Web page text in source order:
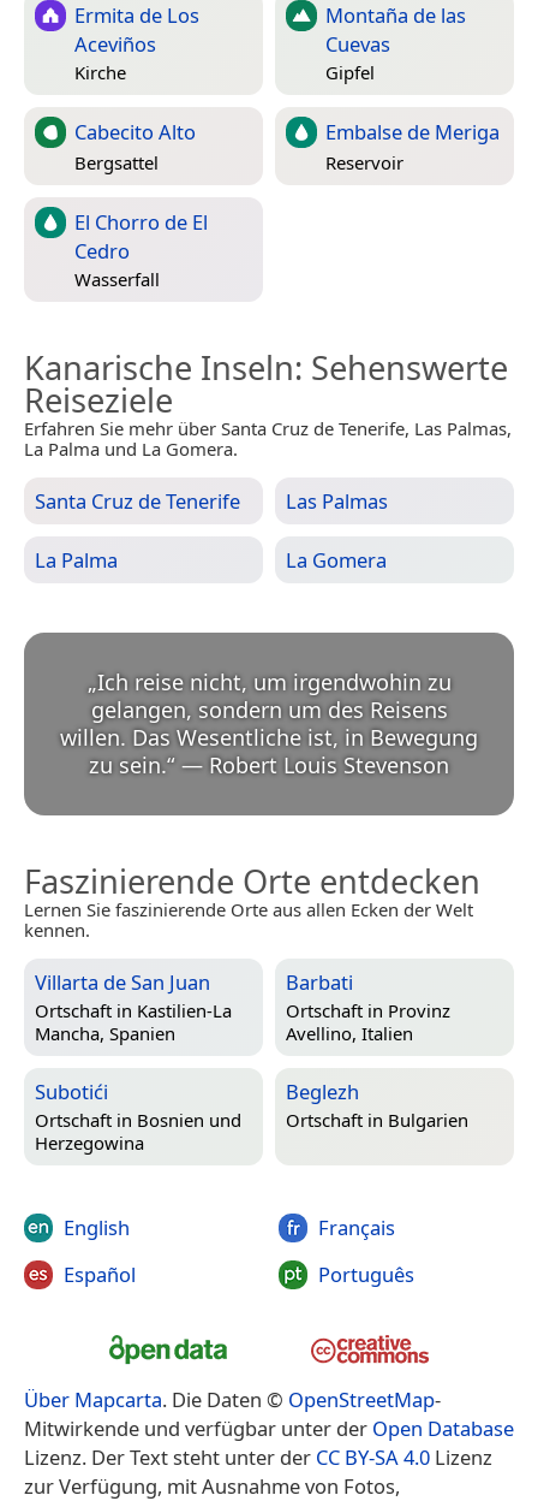
Ermita de Los
Aceviños
Kirche
Montaña de las
Cuevas
Gipfel
Cabecito Alto
Bergsattel
Embalse de Meriga
Reservoir
El Chorro de El
Cedro
Wasserfall
Kanarische Inseln: Sehenswerte
Reiseziele
Erfahren Sie mehr über Santa Cruz de Tenerife, Las Palmas,
La Palma und La Gomera.
Santa Cruz de Tenerife Las Palmas
La Palma La Gomera
„Ich reise nicht, um irgendwohin zu
gelangen, sondern um des Reisens
willen. Das Wesentliche ist, in Bewegung
zu sein.“ — Robert Louis Stevenson
Faszinierende Orte entdecken
Lernen Sie faszinierende Orte aus allen Ecken der Welt
kennen.
Villarta de San Juan
Ortschaft in Kastilien-La
Mancha, Spanien
Barbati
Ortschaft in Provinz
Avellino, Italien
Subotići
Ortschaft in Bosnien und
Herzegowina
Beglezh
Ortschaft in Bulgarien
English
Español
Français
Português
Über Mapcarta. Die Daten © OpenStreetMap-
Mitwirkende und verfügbar unter der Open Database
Lizenz. Der Text steht unter der CC BY-SA 4.0 Lizenz
zur Verfügung, mit Ausnahme von Fotos,